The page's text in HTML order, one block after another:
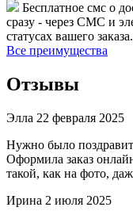
Бесплатное смс о
сразу - через СМС и
статусах вашего заказа.
Все преимущества
Отзывы
Элла 22 февраля 2025
Нужно было
Оформила заказ
такой, как на фото,
Ирина 2 июля 2025